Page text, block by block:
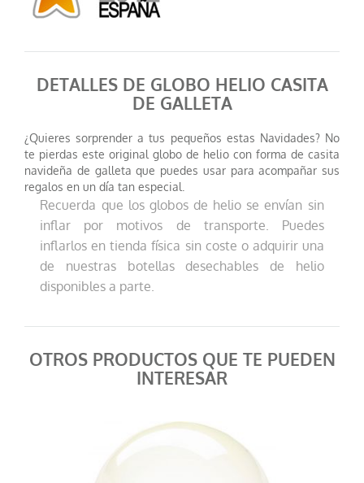
DETALLES DE GLOBO HELIO CASITA
DE GALLETA
¿Quieres sorprender a tus pequeños estas Navidades? No
te pierdas este original globo de helio con forma de casita
navideña de galleta que puedes usar para acompañar sus
regalos en un día tan especial.
Recuerda que los globos de helio se envían sin
inflar por motivos de transporte. Puedes
inflarlos en tienda física sin coste o adquirir una
de nuestras botellas desechables de helio
disponibles a parte.
OTROS PRODUCTOS QUE TE PUEDEN
INTERESAR